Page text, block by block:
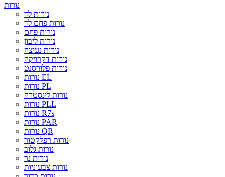
נורות
נורות לד
נורות פחם לד
נורות פחם
נורות ליבון
נורות נעיצה
נורות דקרויקה
נורות פלורסנט
נורות EL
נורות PL
נורות לינסטרה
נורות PLL
נורות R7s
נורות PAR
נורות QR
נורות רפלקטור
נורות גלוב
נורות נר
נורות צבעוניות